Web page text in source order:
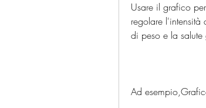
Usare il grafico
regolare
di peso e la
Ad